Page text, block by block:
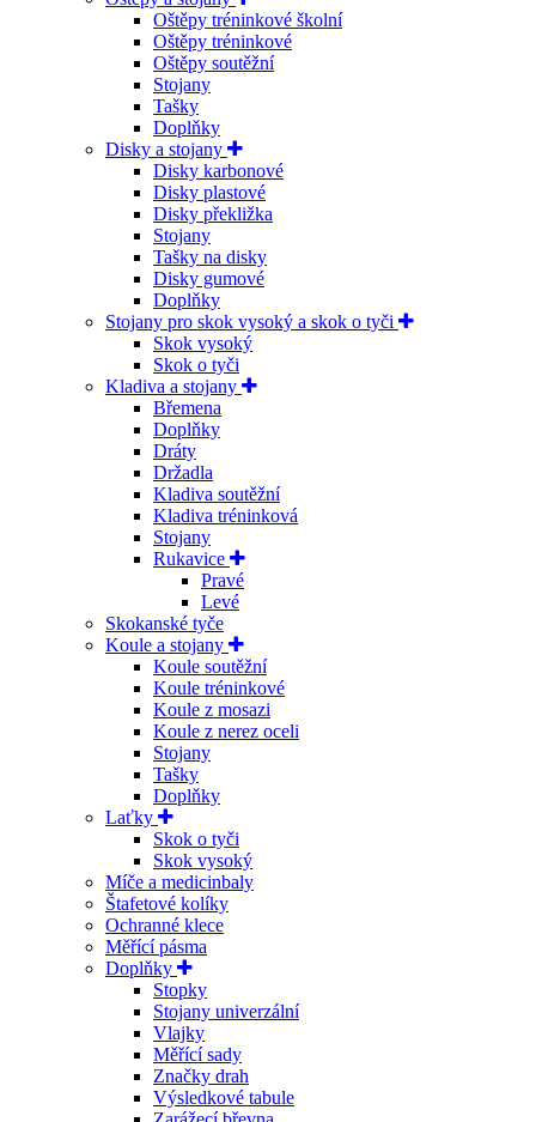
Oštěpy tréninkové školní
Oštěpy tréninkové
Oštěpy soutěžní
Stojany
Tašky
Doplňky
Disky a stojany
Disky karbonové
Disky plastové
Disky překližka
Stojany
Tašky na disky
Disky gumové
Doplňky
Stojany pro skok vysoký a skok o tyči
Skok vysoký
Skok o tyči
Kladiva a stojany
Břemena
Doplňky
Dráty
Držadla
Kladiva soutěžní
Kladiva tréninková
Stojany
Rukavice
Pravé
Levé
Skokanské tyče
Koule a stojany
Koule soutěžní
Koule tréninkové
Koule z mosazi
Koule z nerez oceli
Stojany
Tašky
Doplňky
Laťky
Skok o tyči
Skok vysoký
Míče a medicinbaly
Štafetové kolíky
Ochranné klece
Měřící pásma
Doplňky
Stopky
Stojany univerzální
Vlajky
Měřící sady
Značky drah
Výsledkové tabule